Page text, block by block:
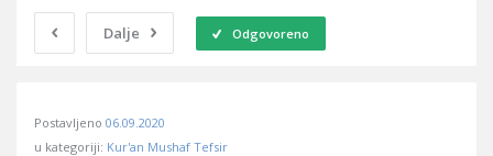
Dalje Odgovoreno
Učene
Postavljeno 06.09.2020
u kategoriji: Kur'an Mushaf Tefsir